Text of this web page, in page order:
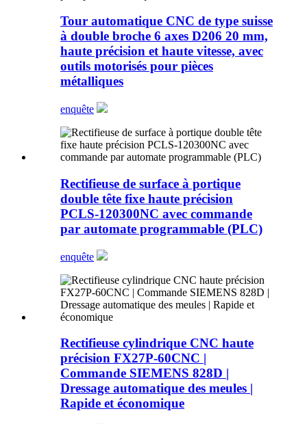
Tour automatique CNC de type suisse
à double broche 6 axes D206 20 mm,
haute précision et haute vitesse, avec
outils motorisés pour pièces
métalliques
enquête
Rectifieuse de surface à portique
double tête fixe haute précision
PCLS-120300NC avec commande
par automate programmable (PLC)
enquête
Rectifieuse cylindrique CNC haute
précision FX27P-60CNC |
Commande SIEMENS 828D |
Dressage automatique des meules |
Rapide et économique